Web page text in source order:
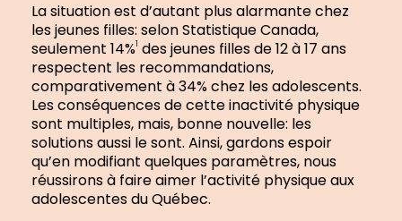
La situation est d’autant plus alarmante chez
les jeunes filles: selon Statistique Canada,
seulement 14%1 des jeunes filles de 12 à 17 ans
respectent les recommandations,
comparativement à 34% chez les adolescents.
Les conséquences de cette inactivité physique
sont multiples, mais, bonne nouvelle: les
solutions aussi le sont. Ainsi, gardons espoir
qu’en modifiant quelques paramètres, nous
réussirons à faire aimer l’activité physique aux
adolescentes du Québec.